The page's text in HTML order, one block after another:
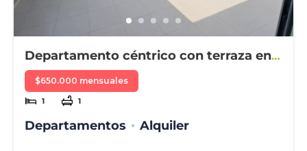
Departamento céntrico con terraza en
alquiler
$650.000 mensuales
1 1
Departamentos Alquiler